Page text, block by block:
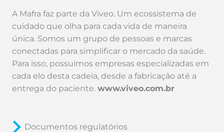
A Mafra faz parte da Viveo. Um ecossistema de
cuidado que olha para cada vida de maneira
única. Somos um grupo de pessoas e marcas
conectadas para simplificar o mercado da saúde.
Para isso, possuímos empresas especializadas em
cada elo desta cadeia, desde a fabricação até a
entrega do paciente.www.viveo.com.br
Documentos regulatórios